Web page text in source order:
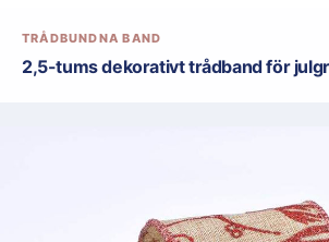
TRÅDBUNDNA BAND
2,5-tums dekorativt trådband för